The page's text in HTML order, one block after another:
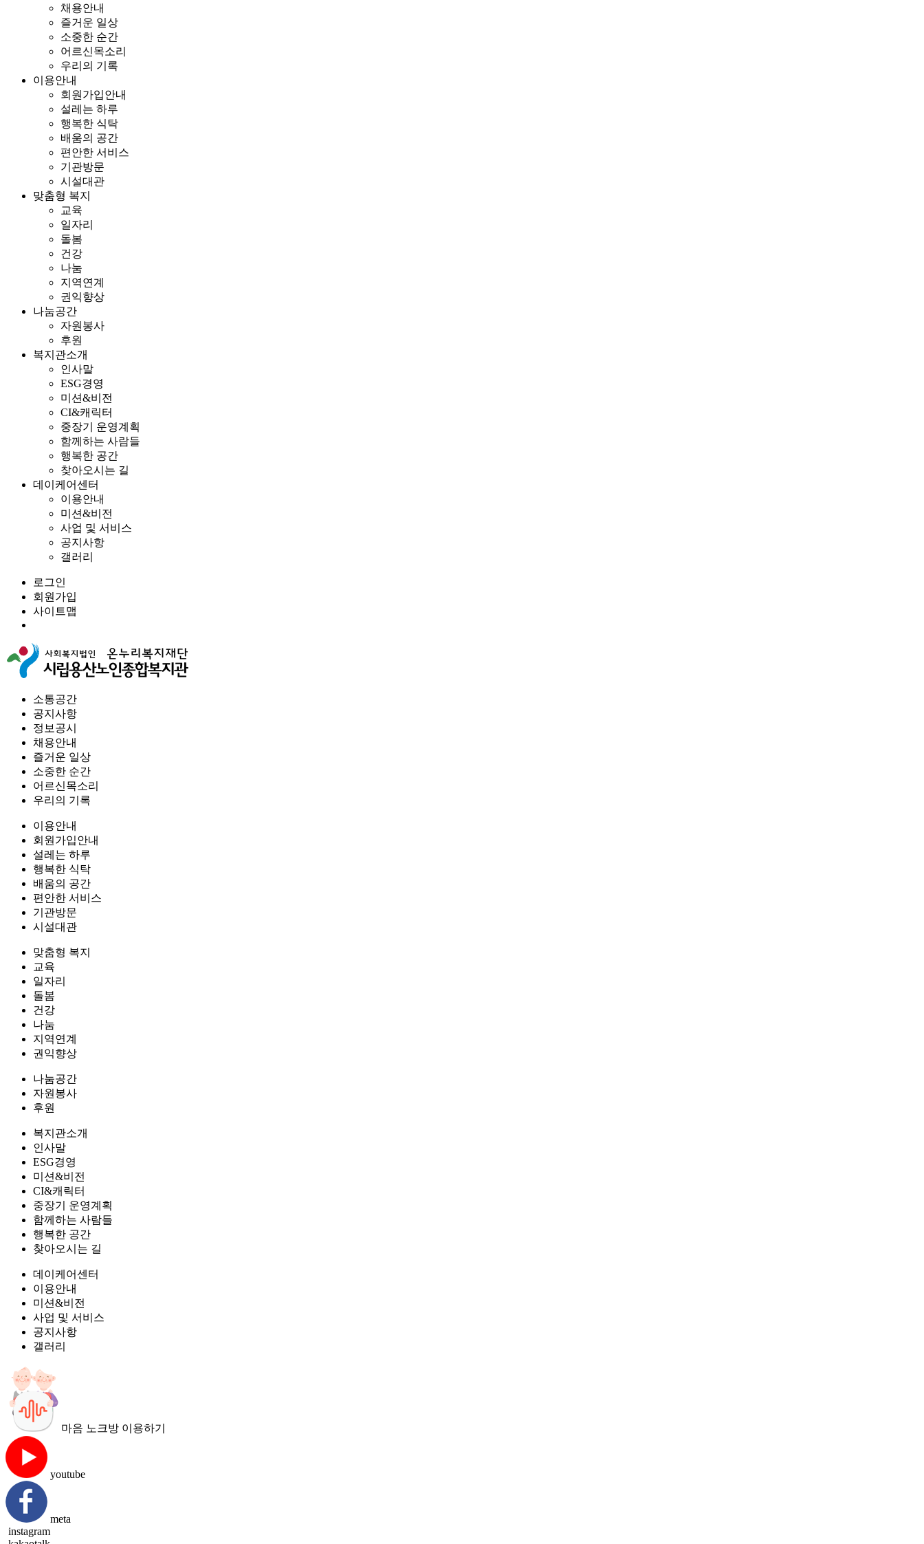
채용안내
즐거운 일상
소중한 순간
어르신목소리
우리의 기록
이용안내
회원가입안내
설레는 하루
행복한 식탁
배움의 공간
편안한 서비스
기관방문
시설대관
맞춤형 복지
교육
일자리
돌봄
건강
나눔
지역연계
권익향상
나눔공간
자원봉사
후원
복지관소개
인사말
ESG경영
미션&비전
CI&캐릭터
중장기 운영계획
함께하는 사람들
행복한 공간
찾아오시는 길
데이케어센터
이용안내
미션&비전
사업 및 서비스
공지사항
갤러리
로그인
회원가입
사이트맵
소통공간
공지사항
정보공시
채용안내
즐거운 일상
소중한 순간
어르신목소리
우리의 기록
이용안내
회원가입안내
설레는 하루
행복한 식탁
배움의 공간
편안한 서비스
기관방문
시설대관
맞춤형 복지
교육
일자리
돌봄
건강
나눔
지역연계
권익향상
나눔공간
자원봉사
후원
복지관소개
인사말
ESG경영
미션&비전
CI&캐릭터
중장기 운영계획
함께하는 사람들
행복한 공간
찾아오시는 길
데이케어센터
이용안내
미션&비전
사업 및 서비스
공지사항
갤러리
마음 노크방 이용하기
youtube
meta
instagram